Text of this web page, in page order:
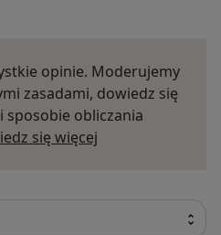
opinie. Moderujemy
zasadami, dowiedz się
sposobie obliczania
się więcej